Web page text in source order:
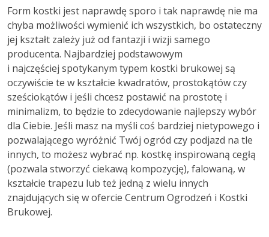
Form kostki jest naprawdę sporo i tak naprawdę nie ma
chyba możliwości wymienić ich wszystkich, bo ostateczny
jej kształt zależy już od fantazji i wizji samego
producenta. Najbardziej podstawowym
i najczęściej spotykanym typem kostki brukowej są
oczywiście te w kształcie kwadratów, prostokątów czy
sześciokątów i jeśli chcesz postawić na prostotę i
minimalizm, to będzie to zdecydowanie najlepszy wybór
dla Ciebie. Jeśli masz na myśli coś bardziej nietypowego i
pozwalającego wyróżnić Twój ogród czy podjazd na tle
innych, to możesz wybrać np. kostkę inspirowaną cegłą
(pozwala stworzyć ciekawą kompozycję), falowaną, w
kształcie trapezu lub też jedną z wielu innych
znajdujących się w ofercie Centrum Ogrodzeń i Kostki
Brukowej.